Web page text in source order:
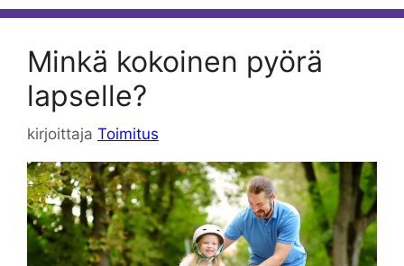
Minkä kokoinen pyörä
lapselle?
kirjoittaja Toimitus